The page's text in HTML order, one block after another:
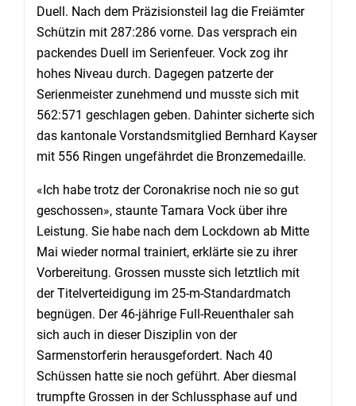
Duell. Nach dem Präzisionsteil lag die Freiämter
Schützin mit 287:286 vorne. Das versprach ein
packendes Duell im Serienfeuer. Vock zog ihr
hohes Niveau durch. Dagegen patzerte der
Serienmeister zunehmend und musste sich mit
562:571 geschlagen geben. Dahinter sicherte sich
das kantonale Vorstandsmitglied Bernhard Kayser
mit 556 Ringen ungefährdet die Bronzemedaille.
«Ich habe trotz der Coronakrise noch nie so gut
geschossen», staunte Tamara Vock über ihre
Leistung. Sie habe nach dem Lockdown ab Mitte
Mai wieder normal trainiert, erklärte sie zu ihrer
Vorbereitung. Grossen musste sich letztlich mit
der Titelverteidigung im 25-m-Standardmatch
begnügen. Der 46-jährige Full-Reuenthaler sah
sich auch in dieser Disziplin von der
Sarmenstorferin herausgefordert. Nach 40
Schüssen hatte sie noch geführt. Aber diesmal
trumpfte Grossen in der Schlussphase auf und